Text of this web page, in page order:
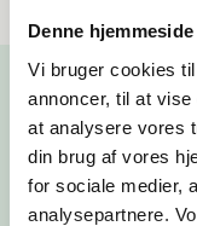
Denne
Vi bruger cookies
annoncer, til at
at analysere vores
din brug af vores
for sociale medier,
analysepartnere.